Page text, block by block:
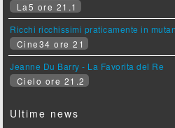
La5 ore 21.1
Ricchi ricchissimi praticamente in
Cine34 ore 21
Jeanne Du Barry - La Favorita del Re
Cielo ore 21.2
Ultime news